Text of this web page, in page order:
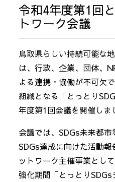
令和4年度第1回
トワーク会議
鳥取県らしい持続可能な
は、行政、企業、団体、
よる連携・協働が不可欠
組織となる「とっとり
年度第1回会議を開催しま
会議では、SDGs未来都
SDGs達成に向けた活動
ットワーク主催事業とし
強化期間「とっとり